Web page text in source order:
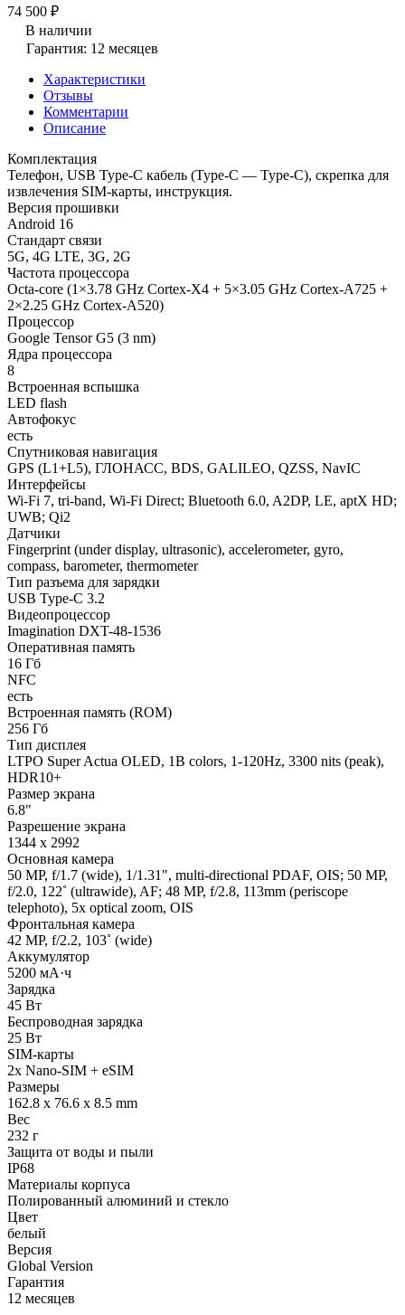
74 500 ₽
В наличии
Гарантия: 12 месяцев
Характеристики
Отзывы
Комментарии
Описание
Комплектация
Телефон, USB Type-C кабель (Type-C — Type-C), скрепка для
извлечения SIM-карты, инструкция.
Версия прошивки
Android 16
Стандарт связи
5G, 4G LTE, 3G, 2G
Частота процессора
Octa-core (1×3.78 GHz Cortex-X4 + 5×3.05 GHz Cortex-A725 +
2×2.25 GHz Cortex-A520)
Процессор
Google Tensor G5 (3 nm)
Ядра процессора
8
Встроенная вспышка
LED flash
Автофокус
есть
Спутниковая навигация
GPS (L1+L5), ГЛОНАСС, BDS, GALILEO, QZSS, NavIC
Интерфейсы
Wi-Fi 7, tri-band, Wi-Fi Direct; Bluetooth 6.0, A2DP, LE, aptX HD;
UWB; Qi2
Датчики
Fingerprint (under display, ultrasonic), accelerometer, gyro,
compass, barometer, thermometer
Тип разъема для зарядки
USB Type-C 3.2
Видеопроцессор
Imagination DXT-48-1536
Оперативная память
16 Гб
NFC
есть
Встроенная память (ROM)
256 Гб
Тип дисплея
LTPO Super Actua OLED, 1B colors, 1-120Hz, 3300 nits (peak),
HDR10+
Размер экрана
6.8"
Разрешение экрана
1344 x 2992
Основная камера
50 MP, f/1.7 (wide), 1/1.31", multi-directional PDAF, OIS; 50 MP,
f/2.0, 122˚ (ultrawide), AF; 48 MP, f/2.8, 113mm (periscope
telephoto), 5x optical zoom, OIS
Фронтальная камера
42 MP, f/2.2, 103˚ (wide)
Аккумулятор
5200 мА·ч
Зарядка
45 Вт
Беспроводная зарядка
25 Вт
SIM-карты
2x Nano-SIM + eSIM
Размеры
162.8 x 76.6 x 8.5 mm
Вес
232 г
Защита от воды и пыли
IP68
Материалы корпуса
Полированный алюминий и стекло
Цвет
белый
Версия
Global Version
Гарантия
12 месяцев